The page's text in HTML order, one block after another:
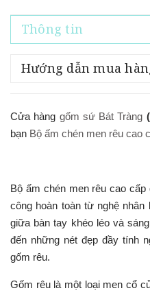
Thông tin
Hướng dẫn mua
Cửa hàng gốm sứ Bát Tràng
bạn Bộ ấm chén men rêu cao
Bộ ấm chén men rêu cao
công hoàn toàn từ nghệ
giữa bàn tay khéo léo và
đến những nét đẹp đầy tính
gốm rêu.
Gốm rêu là một loại men cổ